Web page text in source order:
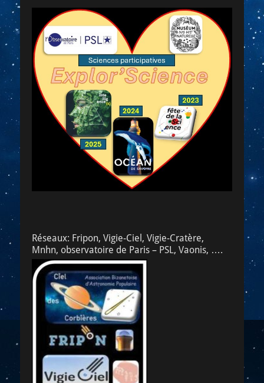
Réseaux: Fripon, Vigie-Ciel, Vigie-Cratère,
Mnhn, observatoire de Paris – PSL, Vaonis, ….